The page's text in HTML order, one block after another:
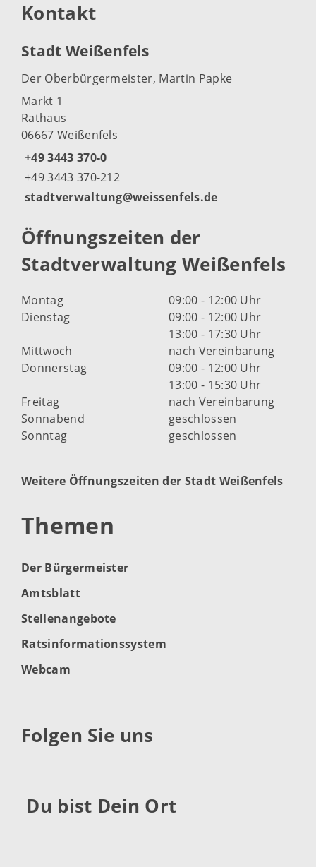
Kontakt
Stadt Weißenfels
Der Oberbürgermeister, Martin Papke
Markt 1
Rathaus
06667 Weißenfels
+49 3443 370-0
+49 3443 370-212
stadtverwaltung@weissenfels.de
Öffnungszeiten der
Stadtverwaltung Weißenfels
Montag
09:00 - 12:00 Uhr
Dienstag
09:00 - 12:00 Uhr
13:00 - 17:30 Uhr
Mittwoch
nach Vereinbarung
Donnerstag
09:00 - 12:00 Uhr
13:00 - 15:30 Uhr
Freitag
nach Vereinbarung
Sonnabend
geschlossen
Sonntag
geschlossen
Weitere Öffnungszeiten der Stadt Weißenfels
Themen
Der Bürgermeister
Amtsblatt
Stellenangebote
Ratsinformationssystem
Webcam
Folgen Sie uns
Du bist Dein Ort